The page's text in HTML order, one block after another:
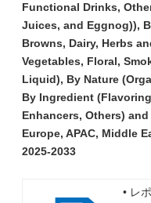
Functional Drinks,
Juices, and Eggnog)),
Browns, Dairy, Herbs
Vegetables, Floral,
Liquid), By Nature
By Ingredient
Enhancers, Others)
Europe, APAC, Middle
2025-2033
• レ